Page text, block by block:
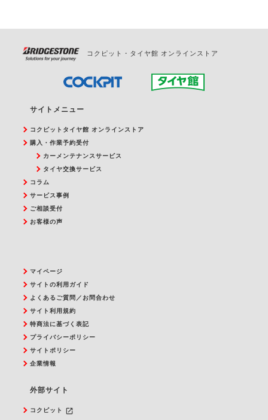
コクピット・タイヤ館 オンラインストア
サイトメニュー
コクピットタイヤ館 オンラインストア
購入・作業予約受付
カーメンテナンスサービス
タイヤ交換サービス
コラム
サービス事例
ご相談受付
お客様の声
マイページ
サイトの利用ガイド
よくあるご質問／お問合わせ
サイト利用規約
特商法に基づく表記
プライバシーポリシー
サイトポリシー
企業情報
外部サイト
コクピット
launch